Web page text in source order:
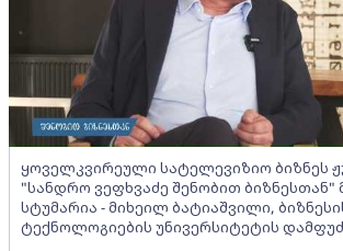
ყოველკვირეული სატელევიზიო ბიზნეს
"სანდრო ვეფხვაძე შენობით ბიზნესთან"
სტუმარია - მიხეილ ბატიაშვილი,
ტექნოლოგიების უნივერსიტეტის